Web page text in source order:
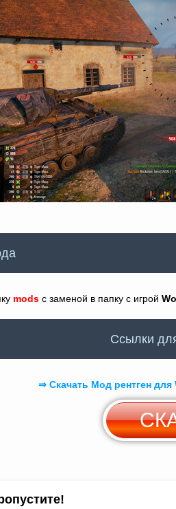
mods с заменой в папку с игрой
Ccылки
⇒ Скачать Мод рентген для